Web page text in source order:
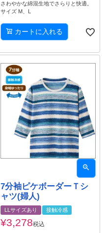
さわやかな綿混生地でさらりと快適。
サイズ M、L
カートに入れる
7分袖ピケボーダーＴシ
ャツ(婦人)
LLサイズあり 接触冷感
¥3,278税込